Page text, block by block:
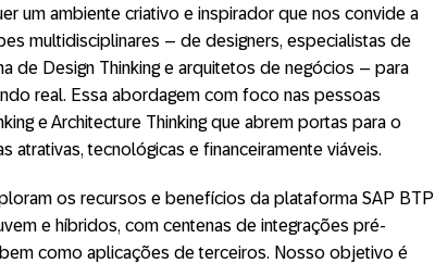
um ambiente criativo e inspirador que nos convide a
multidisciplinares – de designers, especialistas de
de Design Thinking e arquitetos de negócios – para
real. Essa abordagem com foco nas pessoas
e Architecture Thinking que abrem portas para o
atrativas, tecnológicas ​e financeiramente viáveis.
os recursos e benefícios da plataforma SAP BTP
e híbridos, com centenas de integrações pré-
como aplicações de terceiros. Nosso objetivo é